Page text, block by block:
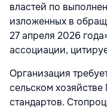
властей по
изложенных в
27 апреля 2026
ассоциации,
Организация
сельском
стандартов.